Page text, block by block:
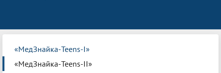
«МедЗнайка-Teens-I»
«МедЗнайка-Teens-II»